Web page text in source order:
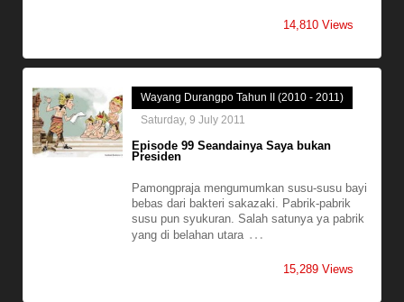
14,810 Views
Wayang Durangpo Tahun II (2010 - 2011)
Saturday, 9 July 2011
Episode 99 Seandainya Saya bukan
Presiden
Pamongpraja mengumumkan susu-susu bayi
bebas dari bakteri sakazaki. Pabrik-pabrik
susu pun syukuran. Salah satunya ya pabrik
yang di belahan utara …
15,289 Views